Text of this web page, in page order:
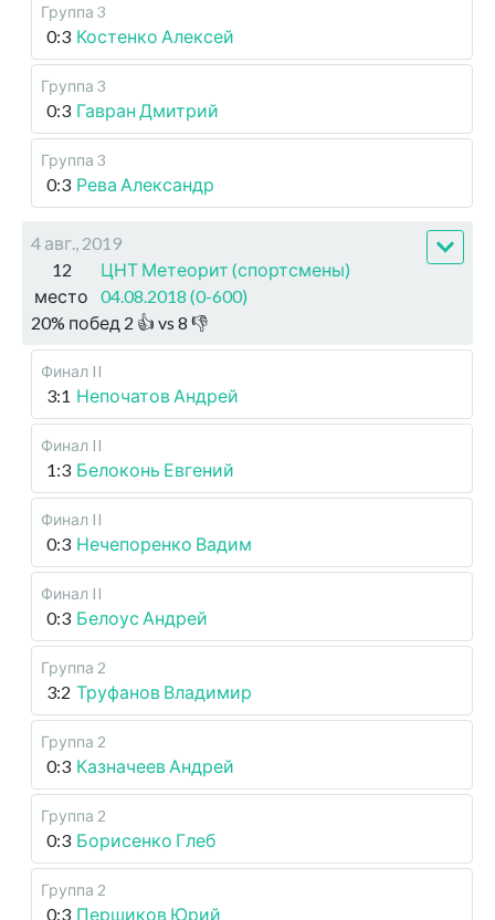
Группа 3
0:3 Костенко Алексей
Группа 3
0:3 Гавран Дмитрий
Группа 3
0:3 Рева Александр
4 авг., 2019
12
место
ЦНТ Метеорит (спортсмены)
04.08.2018 (0-600)
20% побед 2 👍 vs 8 👎
Финал II
3:1 Непочатов Андрей
Финал II
1:3 Белоконь Евгений
Финал II
0:3 Нечепоренко Вадим
Финал II
0:3 Белоус Андрей
Группа 2
3:2 Труфанов Владимир
Группа 2
0:3 Казначеев Андрей
Группа 2
0:3 Борисенко Глеб
Группа 2
0:3 Першиков Юрий